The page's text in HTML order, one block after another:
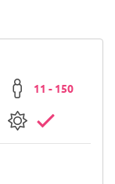
11 - 150